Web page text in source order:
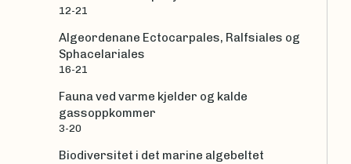
12-21
Algeordenane Ectocarpales, Ralfsiales og
Sphacelariales
16-21
Fauna ved varme kjelder og kalde
gassoppkommer
3-20
Biodiversitet i det marine algebeltet